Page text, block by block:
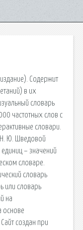
Содержит
в их
словарь
частотных слов с
словари.
Н. Ю. Шведовой
– значений
словаре.
словарь
или словарь
на
основе
создан при